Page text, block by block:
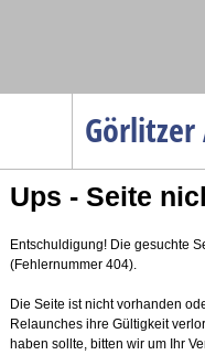
Görlitzer
Menüpunkte
Startseite
Gesellschaft
Wirtschaft
Service
Ups - Seite
Entschuldigung! Die gesuchte
(Fehlernummer 404).
Die Seite ist nicht vorhanden
Relaunches ihre Gültigkeit
haben sollte, bitten wir um Ihr